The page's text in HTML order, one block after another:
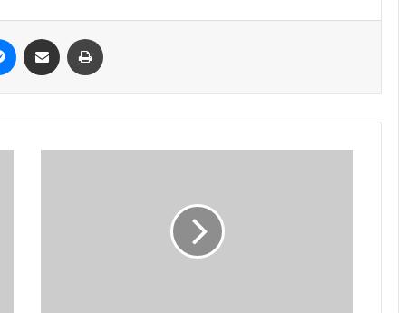
Messenger
Share via Email